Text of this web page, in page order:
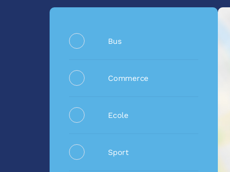
Bus
Commerce
Ecole
Sport